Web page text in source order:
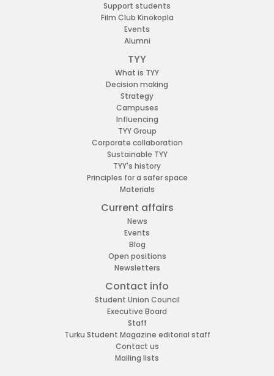
Support students
Film Club Kinokopla
Events
Alumni
TYY
What is TYY
Decision making
Strategy
Campuses
Influencing
TYY Group
Corporate collaboration
Sustainable TYY
TYY's history
Principles for a safer space
Materials
Current affairs
News
Events
Blog
Open positions
Newsletters
Contact info
Student Union Council
Executive Board
Staff
Turku Student Magazine editorial staff
Contact us
Mailing lists